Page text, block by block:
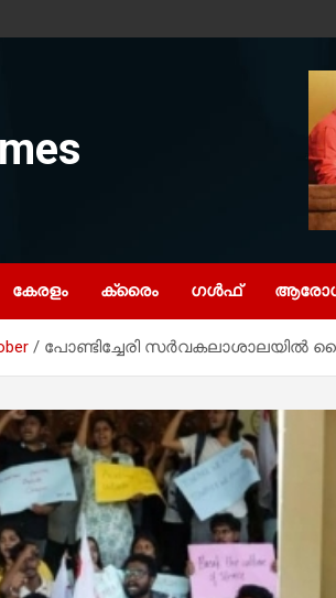
കേരളം ക്രൈം ഗൾഫ്
പോണ്ടിച്ചേരി